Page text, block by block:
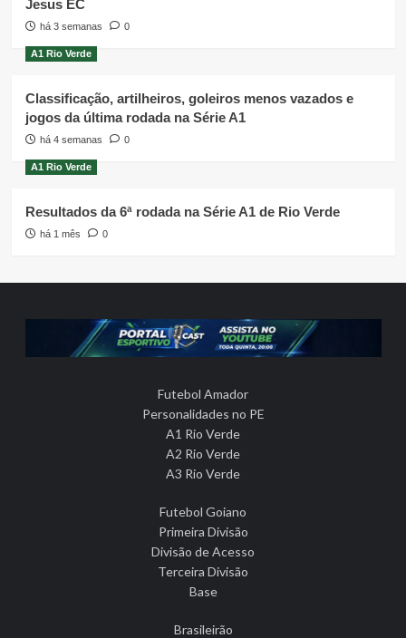
Jesus EC
há 3 semanas 0
A1 Rio Verde
Classificação, artilheiros, goleiros menos vazados e
jogos da última rodada na Série A1
há 4 semanas 0
A1 Rio Verde
Resultados da 6ª rodada na Série A1 de Rio Verde
há 1 mês 0
Futebol Amador
Personalidades no PE
A1 Rio Verde
A2 Rio Verde
A3 Rio Verde
Futebol Goiano
Primeira Divisão
Divisão de Acesso
Terceira Divisão
Base
Brasileirão